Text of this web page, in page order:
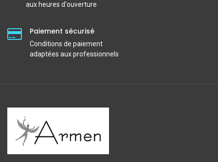
aux heures d'ouverture
Paiement sécurisé
Conditions de paiement
adaptées aux professionnels